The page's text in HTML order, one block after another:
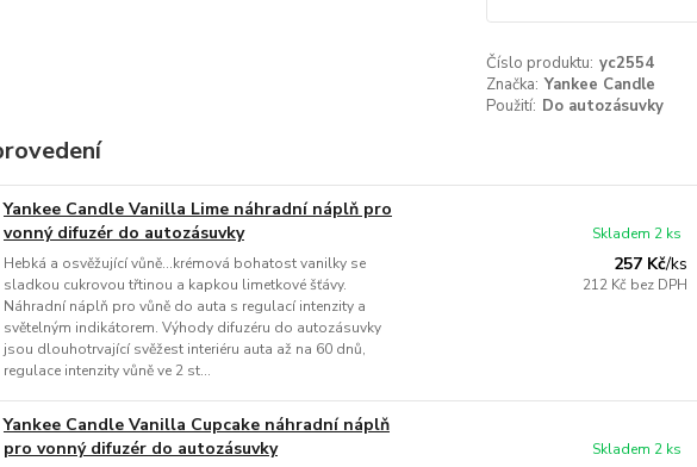
Číslo produktu: yc2554
Značka: Yankee Candle
Použití: Do autozásuvky
Yankee Candle Vanilla Lime náhradní náplň pro
vonný difuzér do autozásuvky
Hebká a osvěžující vůně…krémová bohatost vanilky se
sladkou cukrovou třtinou a kapkou limetkové šťávy.
Náhradní náplň pro vůně do auta s regulací intenzity a
světelným indikátorem. Výhody difuzéru do autozásuvky
jsou dlouhotrvající svěžest interiéru auta až na 60 dnů,
regulace intenzity vůně ve 2 st...
257 Kč/ks
212 Kč bez DPH
Skladem 2 ks
Yankee Candle Vanilla Cupcake náhradní náplň
pro vonný difuzér do autozásuvky
Skladem 2 ks